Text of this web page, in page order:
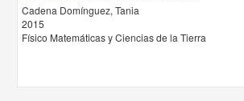
Cadena Domínguez, Tania
2015
Físico Matemáticas y Ciencias de la Tierra